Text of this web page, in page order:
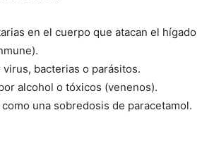
en el cuerpo que atacan el hígado
bacterias o parásitos.
alcohol o tóxicos (venenos).
una sobredosis de paracetamol.